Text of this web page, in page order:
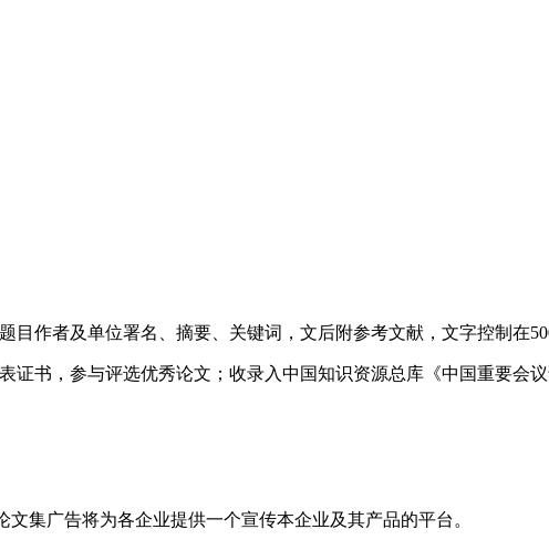
作者及单位署名、摘要、关键词，文后附参考文献，文字控制在
书，参与评选优秀论文；收录入中国知识资源总库《中国重要会
集广告将为各企业提供一个宣传本企业及其产品的平台。